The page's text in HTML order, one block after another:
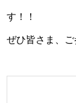
す！！
ぜひ皆さま、ご